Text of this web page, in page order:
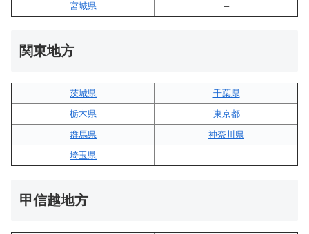
宮城県
–
関東地方
茨城県
千葉県
栃木県
東京都
群馬県
神奈川県
埼玉県
–
甲信越地方